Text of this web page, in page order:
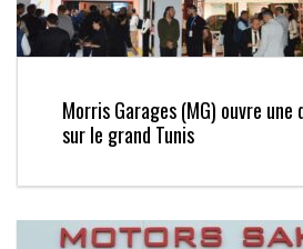
Morris Garages (MG) ouvre une
sur le grand Tunis